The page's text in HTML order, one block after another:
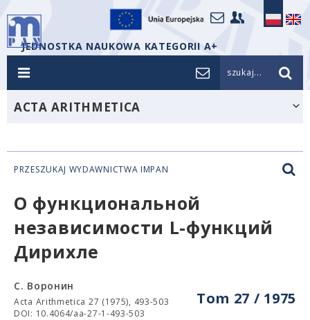
JEDNOSTKA NAUKOWA KATEGORII A+
szukaj...
ACTA ARITHMETICA
PRZESZUKAJ WYDAWNICTWA IMPAN
О функциональной
независимости L-функций
Дирихле
Tom 27 / 1975
С. Воронин
Acta Arithmetica 27 (1975), 493-503
DOI: 10.4064/aa-27-1-493-503